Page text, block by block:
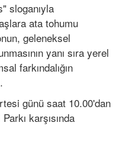
sloganıyla
ata tohumu
geleneksel
yanı sıra yerel
farkındalığın
günü saat 10.00'dan
karşısında